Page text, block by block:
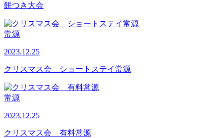
餅つき大会
常源
2023.12.25
クリスマス会 ショートステイ常源
常源
2023.12.25
クリスマス会 有料常源